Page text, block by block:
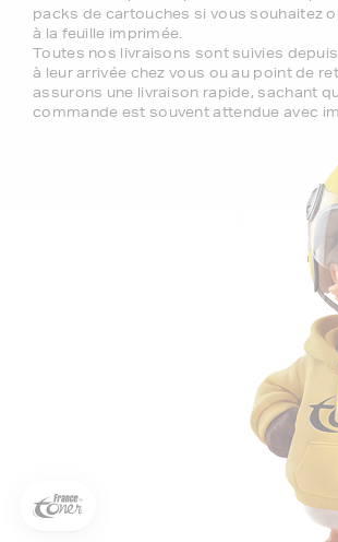
packs de cartouches si vous souhaitez
à la feuille imprimée.
Toutes nos livraisons sont suivies
à leur arrivée chez vous ou au point de
assurons une livraison rapide, sachant
commande est souvent attendue avec
5€ offerts sur votre 1ère
€
Inscrivez-vous à notre newsletter, suivez
d’une remise de
commande * !